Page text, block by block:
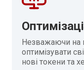
Незважаючи на
оптимізувати
нові токени та